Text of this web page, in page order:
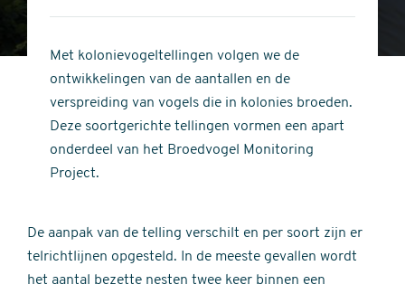
stars
Met kolonievogeltellingen volgen we de
ontwikkelingen van de aantallen en de
verspreiding van vogels die in kolonies broeden.
Deze soortgerichte tellingen vormen een apart
onderdeel van het Broedvogel Monitoring
Project.
De aanpak van de telling verschilt en per soort zijn er
telrichtlijnen opgesteld. In de meeste gevallen wordt
het aantal bezette nesten twee keer binnen een